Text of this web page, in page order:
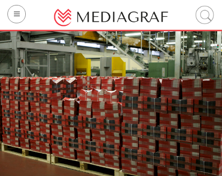
La société
Impression
Technology
Sustainability
Services intégrés
Contacter
IT EN FR